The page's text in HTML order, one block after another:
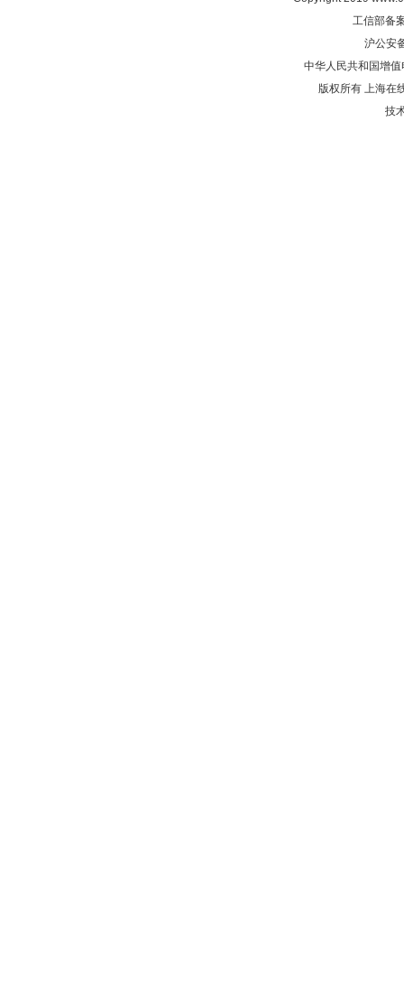
工信部备
沪公安
中华人民共和国增
版权所有 上海在
技